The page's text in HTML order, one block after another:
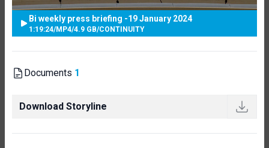
Bi weekly press briefing -19 January 2024
1:19:24/MP4/4.9 GB/CONTINUITY
Documents 1
Download Storyline